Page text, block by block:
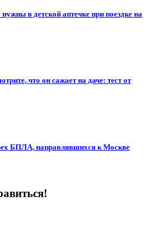
в детской аптечке при поездке на
что он сажает на даче: тест от
БПЛА, направлявшихся к Москве